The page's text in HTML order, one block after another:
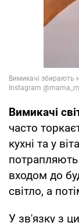
Вимикачі
часто
кухні та у
входом до
світло, а
У зв'язку з